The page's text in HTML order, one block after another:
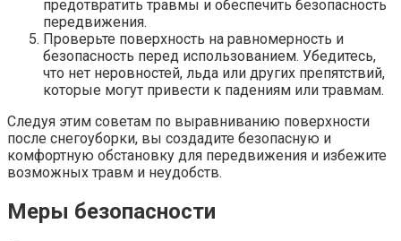
предотвратить травмы и обеспечить безопасность
передвижения.
Проверьте поверхность на равномерность и
безопасность перед использованием. Убедитесь,
что нет неровностей, льда или других препятствий,
которые могут привести к падениям или травмам.
Следуя этим советам по выравниванию поверхности
после снегоуборки, вы создадите безопасную и
комфортную обстановку для передвижения и избежите
возможных травм и неудобств.
Меры безопасности